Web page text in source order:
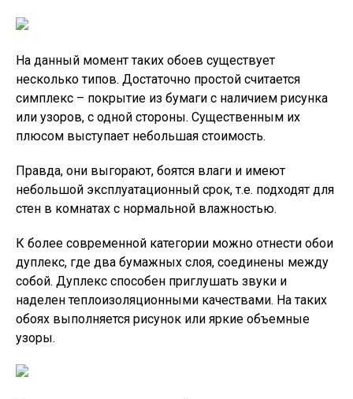
На данный момент таких обоев существует
несколько типов. Достаточно простой считается
симплекс – покрытие из бумаги с наличием рисунка
или узоров, с одной стороны. Существенным их
плюсом выступает небольшая стоимость.
Правда, они выгорают, боятся влаги и имеют
небольшой эксплуатационный срок, т.е. подходят для
стен в комнатах с нормальной влажностью.
К более современной категории можно отнести обои
дуплекс, где два бумажных слоя, соединены между
собой. Дуплекс способен приглушать звуки и
наделен теплоизоляционными качествами. На таких
обоях выполняется рисунок или яркие объемные
узоры.